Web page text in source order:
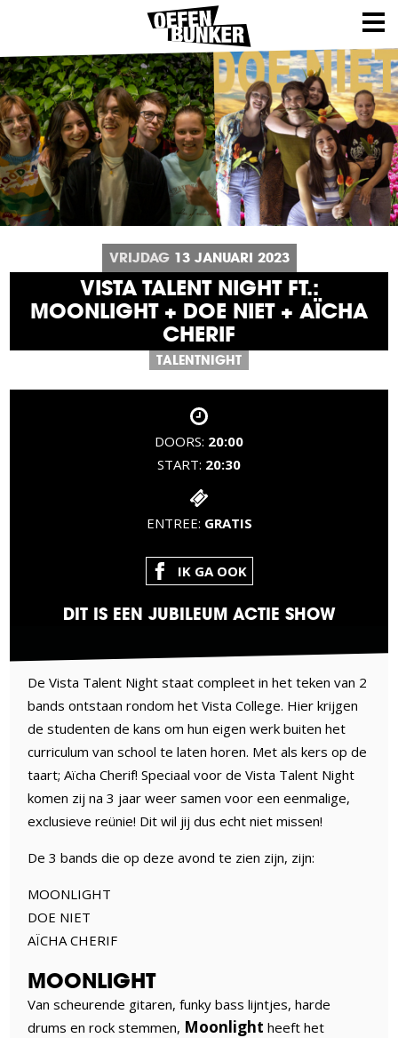
VRIJDAG 13 JANUARI 2023
VISTA TALENT NIGHT FT.:
MOONLIGHT + DOE NIET + AÏCHA
CHERIF
TALENTNIGHT
DOORS: 20:00
START: 20:30
ENTREE: GRATIS
IK GA OOK
DIT IS EEN JUBILEUM ACTIE SHOW
De Vista Talent Night staat compleet in het teken van 2
bands ontstaan rondom het Vista College. Hier krijgen
de studenten de kans om hun eigen werk buiten het
curriculum van school te laten horen. Met als kers op de
taart; Aïcha Cherif! Speciaal voor de Vista Talent Night
komen zij na 3 jaar weer samen voor een eenmalige,
exclusieve reünie! Dit wil jij dus echt niet missen!
De 3 bands die op deze avond te zien zijn, zijn:
MOONLIGHT
DOE NIET
AÏCHA CHERIF
MOONLIGHT
Van scheurende gitaren, funky bass lijntjes, harde
drums en rock stemmen, Moonlight heeft het